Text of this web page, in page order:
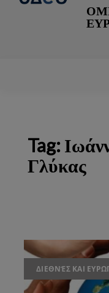
Tag:
Γλύκας
ΔΙΕΘΝΈΣ ΚΑΙ